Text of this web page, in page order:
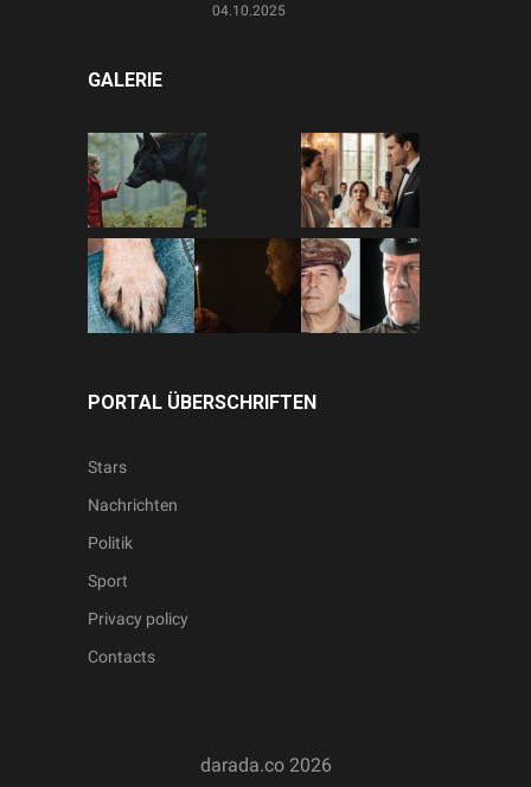
04.10.2025
GALERIE
PORTAL ÜBERSCHRIFTEN
Stars
Nachrichten
Politik
Sport
Privacy policy
Contacts
darada.co 2026